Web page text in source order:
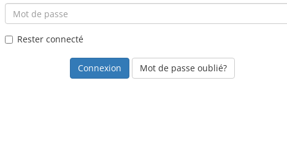
Rester connecté
Mot de passe oublié?